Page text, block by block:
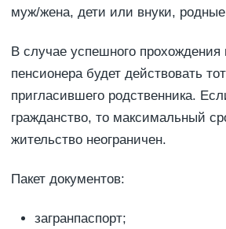
муж/жена, дети или внуки,
В случае успешного
пенсионера будет действовать
пригласившего родственника.
гражданство, то максимальный
жительство неограничен.
Пакет документов:
загранпаспорт;